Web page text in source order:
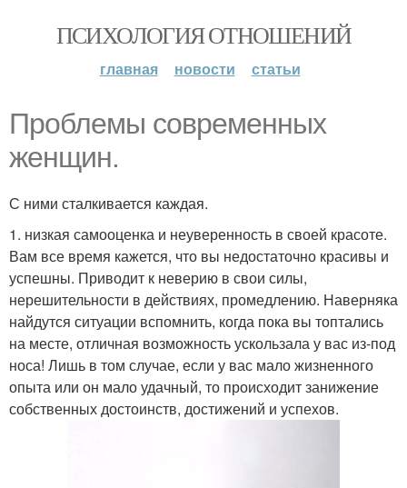
ПСИХОЛОГИЯ ОТНОШЕНИЙ
главная новости статьи
Проблемы современных
женщин.
С ними сталкивается каждая.
1. низкая самооценка и неуверенность в своей красоте.
Вам все время кажется, что вы недостаточно красивы и
успешны. Приводит к неверию в свои силы,
нерешительности в действиях, промедлению. Наверняка
найдутся ситуации вспомнить, когда пока вы топтались
на месте, отличная возможность ускользала у вас из-под
носа! Лишь в том случае, если у вас мало жизненного
опыта или он мало удачный, то происходит занижение
собственных достоинств, достижений и успехов.